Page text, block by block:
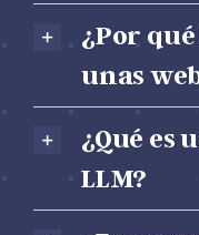
unas
¿Qué es
LLM?
¿Es